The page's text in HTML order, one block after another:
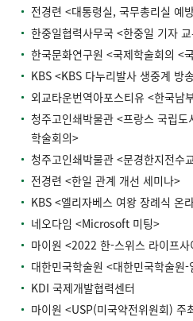
전경련 <대통령실, 국무총리실 예
한중일협력사무국 <한중일 기자
한국문화연구원 <국제학술회의 <
KBS <KBS 다누리발사 생중계 방
외교타운번역아포스티유 <한국남
청주고인쇄박물관 <프랑스 국립
학술회의>
청주고인쇄박물관 <문경한지전수
전경련 <한일 관계 개선 세미나>
KBS <엘리자베스 여왕 장례식 온
네오다임 <Microsoft 미팅>
마이원 <2022 한-스위스 라이프
대한민국학술원 <대한민국학술원
KDI 국제개발협력센터
마이원 <USP(미국약전위원회)